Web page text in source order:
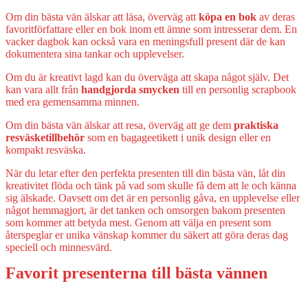
Om din bästa vän älskar att läsa, överväg att köpa en bok av deras
favoritförfattare eller en bok inom ett ämne som intresserar dem. En
vacker dagbok kan också vara en meningsfull present där de kan
dokumentera sina tankar och upplevelser.
Om du är kreativt lagd kan du överväga att skapa något själv. Det
kan vara allt från handgjorda smycken till en personlig scrapbook
med era gemensamma minnen.
Om din bästa vän älskar att resa, överväg att ge dem praktiska
resväsketillbehör som en bagageetikett i unik design eller en
kompakt resväska.
När du letar efter den perfekta presenten till din bästa vän, låt din
kreativitet flöda och tänk på vad som skulle få dem att le och känna
sig älskade. Oavsett om det är en personlig gåva, en upplevelse eller
något hemmagjort, är det tanken och omsorgen bakom presenten
som kommer att betyda mest. Genom att välja en present som
återspeglar er unika vänskap kommer du säkert att göra deras dag
speciell och minnesvärd.
Favorit presenterna till bästa vännen